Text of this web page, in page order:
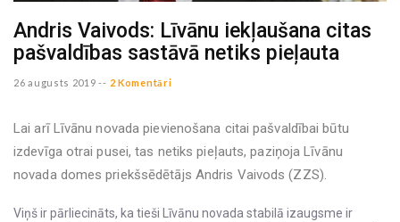
Andris Vaivods: Līvānu iekļaušana citas
pašvaldības sastāvā netiks pieļauta
26 augusts 2019 -- 2 Komentāri
Lai arī Līvānu novada pievienošana citai pašvaldībai būtu
izdevīga otrai pusei, tas netiks pieļauts, paziņoja Līvānu
novada domes priekšsēdētājs Andris Vaivods (ZZS).
Viņš ir pārliecināts, ka tieši Līvānu novada stabilā izaugsme ir